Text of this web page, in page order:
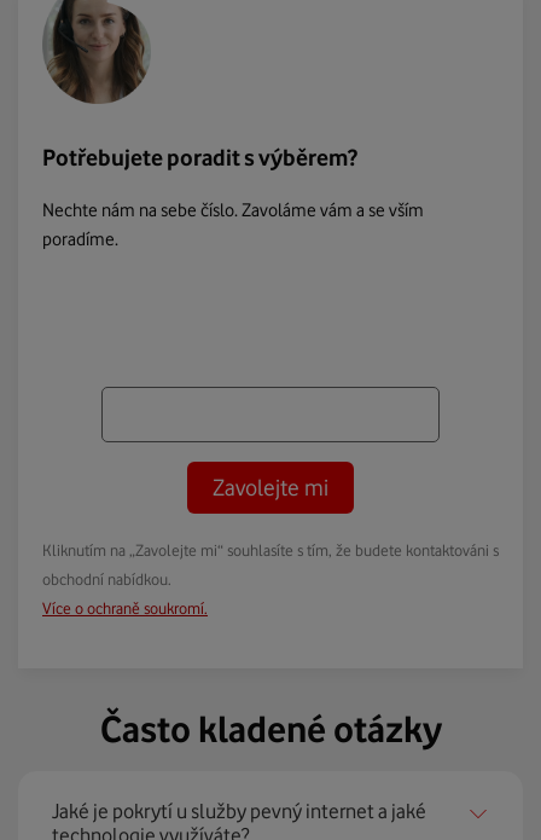
Potřebujete poradit s výběrem?
Nechte nám na sebe číslo. Zavoláme vám a se vším
poradíme.
Zavolejte mi
Kliknutím na „Zavolejte mi“ souhlasíte s tím, že budete kontaktováni s
obchodní nabídkou.
Více o ochraně soukromí.
Často kladené otázky
Jaké je pokrytí u služby pevný internet a jaké
technologie využíváte?